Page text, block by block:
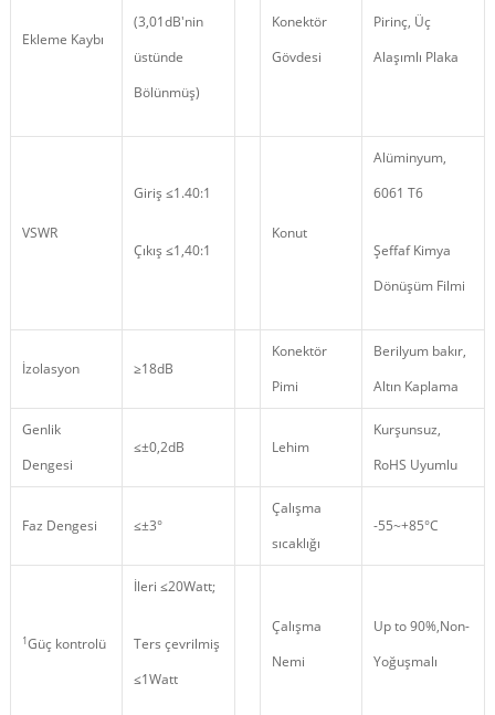
Ekleme Kaybı
(3,01dB'nin
üstünde
Bölünmüş)
Konektör
Gövdesi
Pirinç, Üç
Alaşımlı Plaka
VSWR
Giriş ≤1.40:1
Çıkış ≤1,40:1
Konut
Alüminyum,
6061 T6
Şeffaf Kimya
Dönüşüm Filmi
İzolasyon ≥18dB
Konektör
Pimi
Berilyum bakır,
Altın Kaplama
Genlik
Dengesi
≤±0,2dB Lehim
Kurşunsuz,
RoHS Uyumlu
Faz Dengesi ≤±3°
Çalışma
sıcaklığı
-55~+85°C
1Güç kontrolü
İleri ≤20Watt;
Ters çevrilmiş
≤1Watt
Çalışma
Nemi
Up to 90%,Non-
Yoğuşmalı